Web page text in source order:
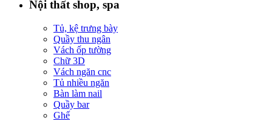
Nội thất shop, spa
Tủ, kệ trưng bày
Quầy thu ngân
Vách ốp tường
Chữ 3D
Vách ngăn cnc
Tủ nhiều ngăn
Bàn làm nail
Quầy bar
Ghế